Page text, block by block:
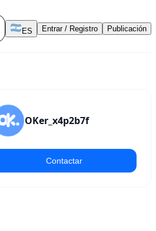
ES Entrar / Registro Publicación
OKer_x4p2b7f
Contactar